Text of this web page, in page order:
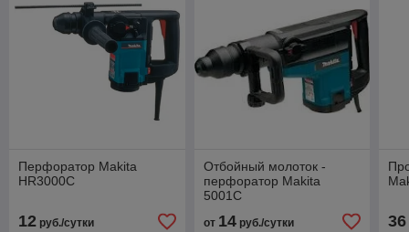
Перфоратор Makita
HR3000C
12 руб./сутки
Отбойный молоток -
перфоратор Makita
5001C
от 14руб./сутки 36